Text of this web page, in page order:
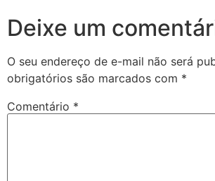
Deixe um
O seu endereço de e-mail não será
obrigatórios são marcados com *
Comentário *